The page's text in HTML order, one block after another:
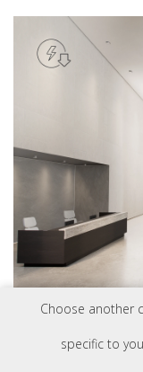
Choose another
specific to